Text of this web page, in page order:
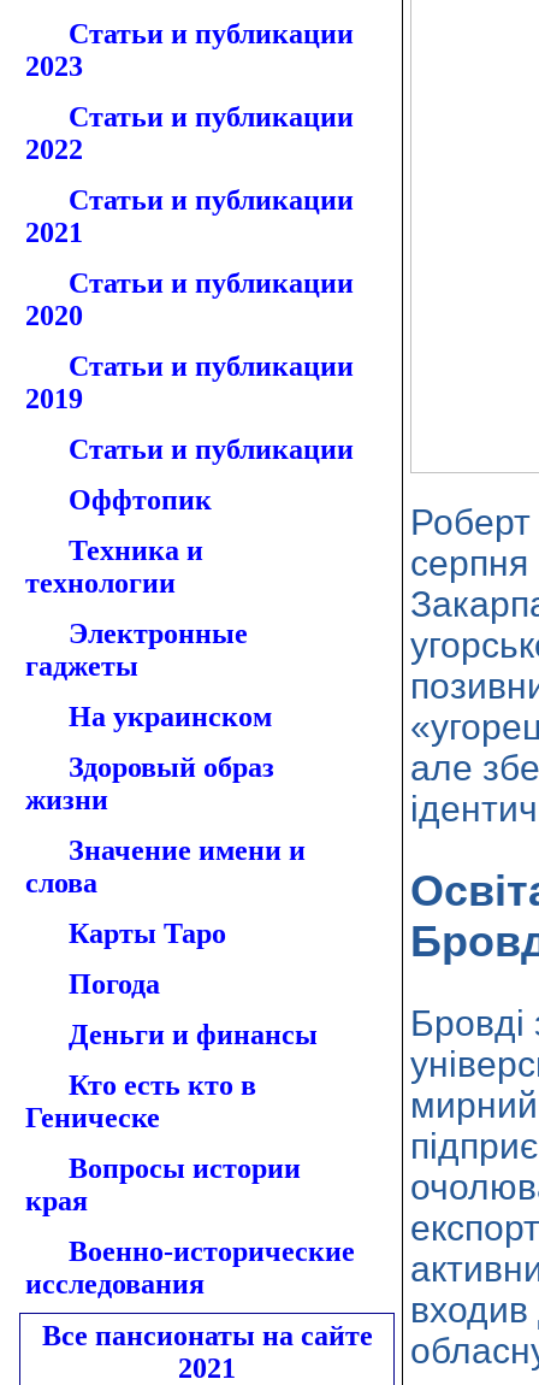
Статьи и публикации
2023
Статьи и публикации
2022
Статьи и публикации
2021
Статьи и публикации
2020
Статьи и публикации
2019
Статьи и публикации
Оффтопик
Техника и
технологии
Электронные
гаджеты
На украинском
Здоровый образ
жизни
Значение имени и
слова
Карты Таро
Погода
Деньги и финансы
Кто есть кто в
Геническе
Вопросы истории
края
Военно-исторические
исследования
Все пансионаты на сайте
2021
серпня
але
Бровді
входив